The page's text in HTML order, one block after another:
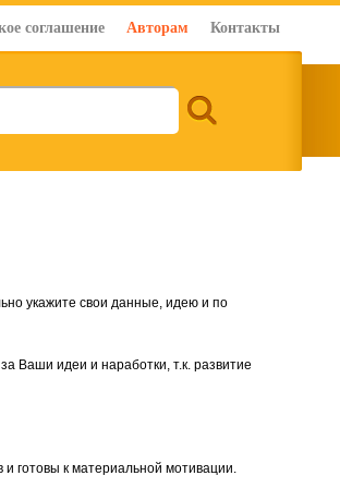
соглашение Авторам Контакты
укажите свои данные, идею и по
Ваши идеи и наработки, т.к. развитие
готовы к материальной мотивации.